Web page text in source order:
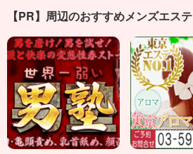
【PR】周辺のおすすめメンズエステ